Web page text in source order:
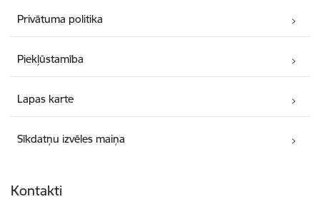
Privātuma politika
Piekļūstamība
Lapas karte
Sīkdatņu izvēles maiņa
Kontakti